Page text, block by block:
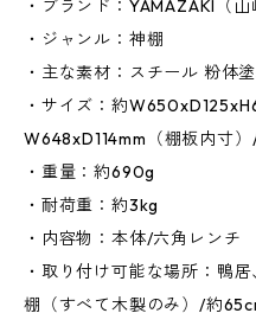
・ブランド：YAMAZAKI（
・ジャンル：神棚
・主な素材：スチール 粉体
・サイズ：約
W648xD114mm（棚板内寸）
・重量：約690g
・耐荷重：約3kg
・内容物：本体/六角レンチ
・取り付け可能な場所：鴨
棚（すべて木製のみ）/約